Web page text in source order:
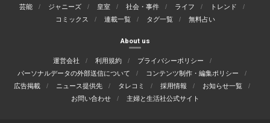
芸能 ジャニーズ 皇室 社会・事件 ライフ
トレンド
コミックス
連載一覧 タグ一覧 無料占い
About us
運営会社 利用規約
プライバシーポリシー
パーソナルデータの外部送信について
コンテンツ制作・編集ポリシー
広告掲載
ニュース提供先 タレコミ 採用情報
お知らせ一覧
お問い合わせ
主婦と生活社公式サイト